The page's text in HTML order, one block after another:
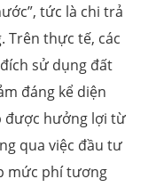
tức là chi trả
Trên thực tế, các
sử dụng đất
đáng kể diện
được hưởng lợi từ
qua việc đầu tư
mức phí tương